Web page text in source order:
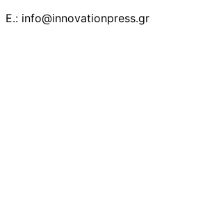
E.: info@innovationpress.gr